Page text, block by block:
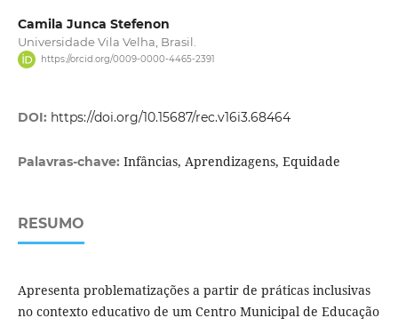
Camila Junca Stefenon
Universidade Vila Velha, Brasil.
https://orcid.org/0009-0000-4465-2391
DOI: https://doi.org/10.15687/rec.v16i3.68464
Palavras-chave: Infâncias, Aprendizagens, Equidade
RESUMO
Apresenta problematizações a partir de práticas inclusivas
no contexto educativo de um Centro Municipal de Educação